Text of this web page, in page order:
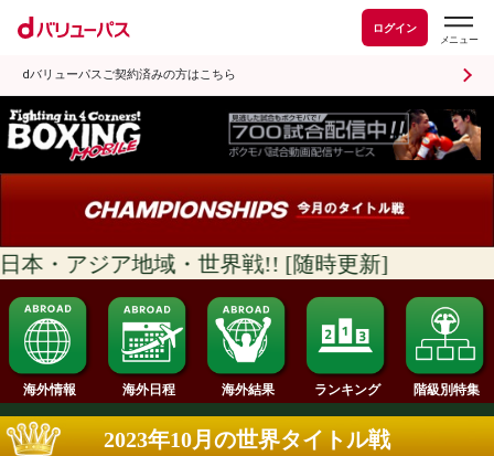
ログイン
dバリューパスご契約済みの方はこちら
・アジア地域・世界戦!! [随時更新]